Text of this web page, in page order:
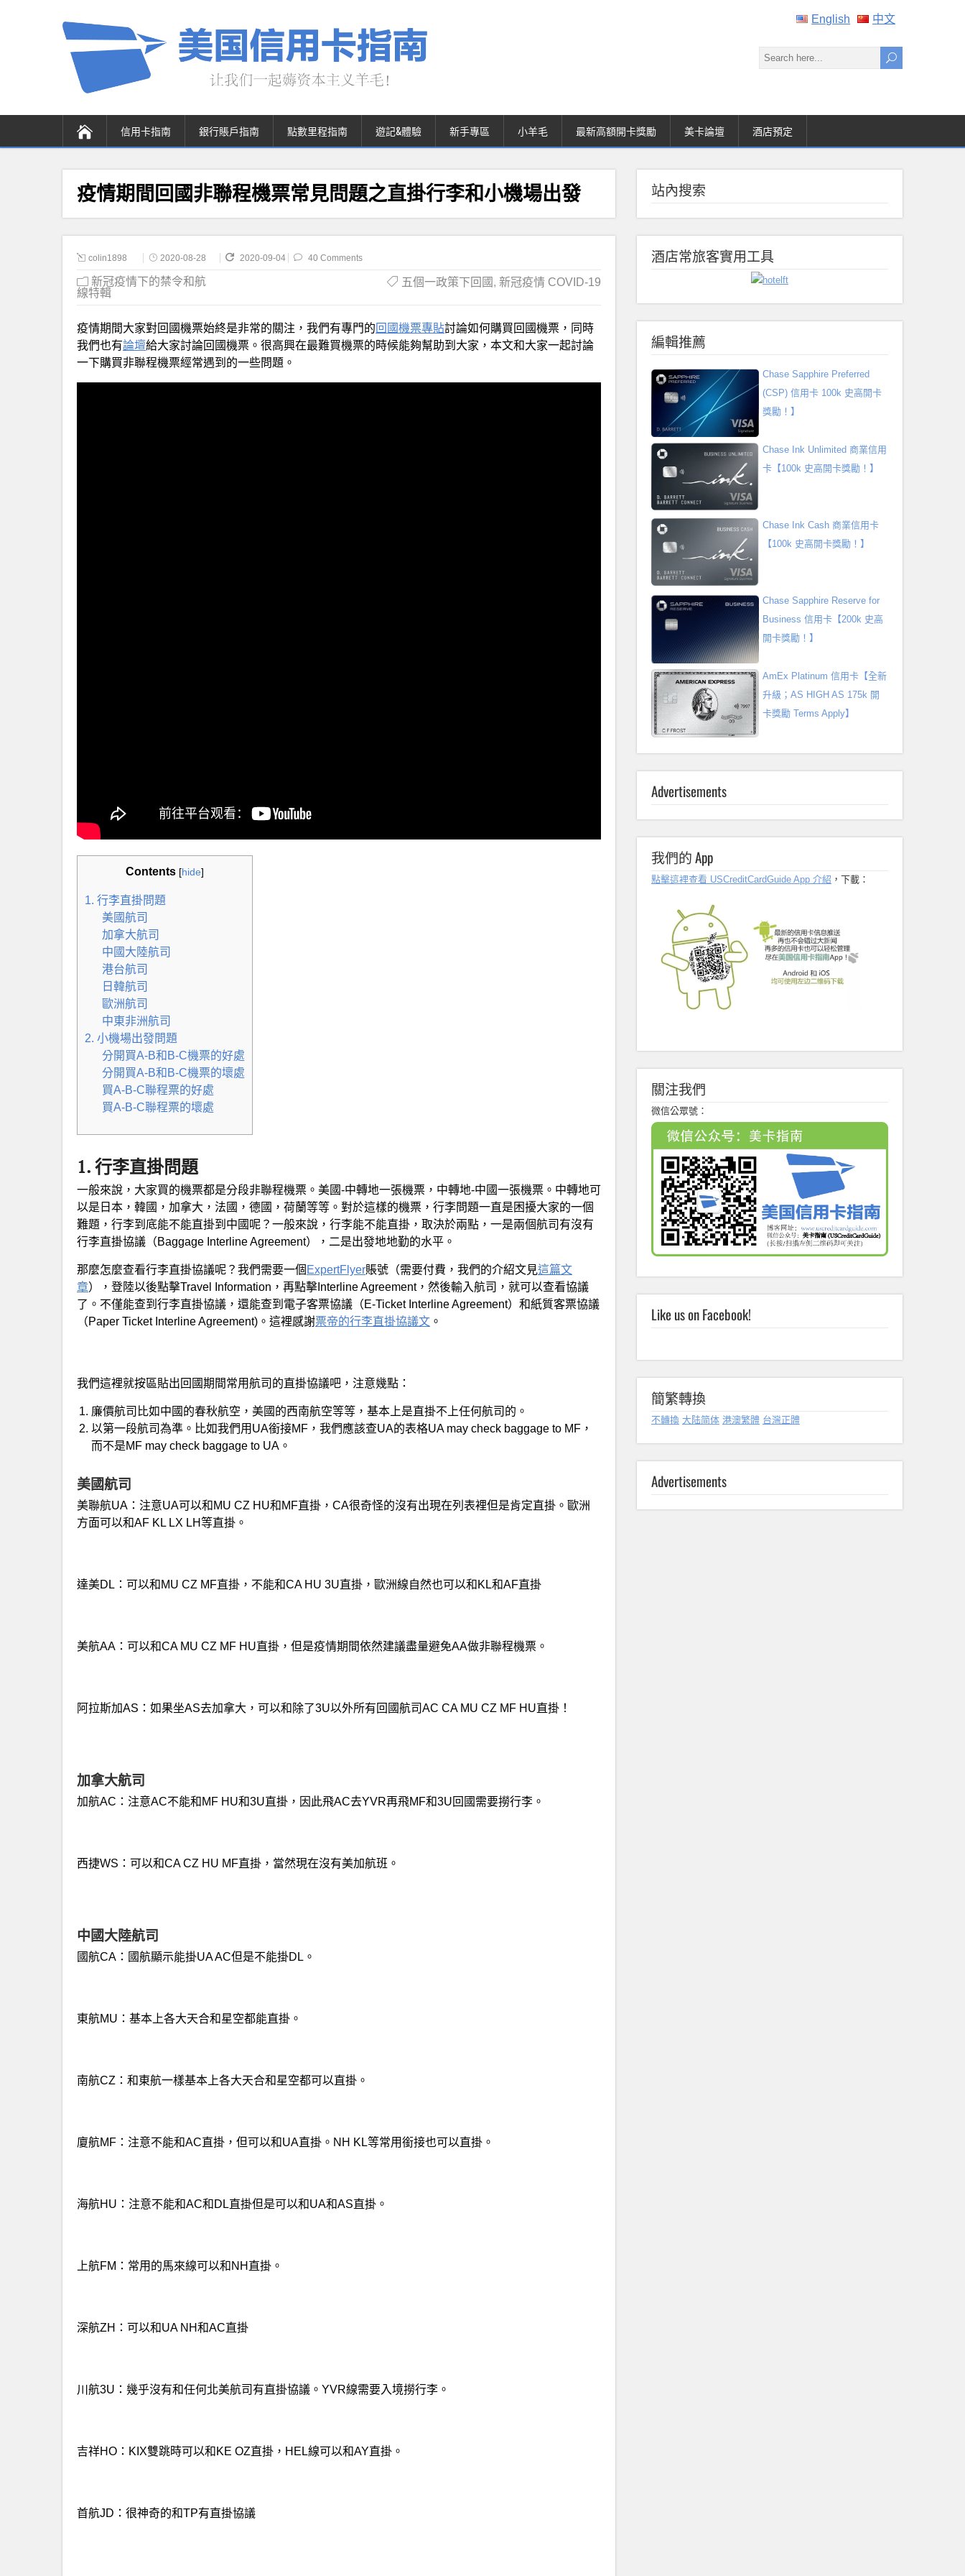
English 中文
信用卡指南 銀行賬戶指南 點數里程指南 遊記&體驗 新手專區 小羊毛 最新高額開卡獎勵 美卡論壇 酒店預定
疫情期間回國非聯程機票常見問題之直掛行李和小機場出發
colin1898 2020-08-28 2020-09-04 40 Comments
新冠疫情下的禁令和航
線特輯
五個一政策下回國 , 新冠疫情 COVID-19
疫情期間大家對回國機票始終是非常的關注，我們有專門的 回國機票專貼討論如何購買回國機票，同時
我們也有論壇給大家討論回國機票。很高興在最難買機票的時候能夠幫助到大家，本文和大家一起討論
一下購買非聯程機票經常遇到的一些問題。
Contents [hide]
1. 行李直掛問題
美國航司
加拿大航司
中國大陸航司
港台航司
日韓航司
歐洲航司
中東非洲航司
2. 小機場出發問題
分開買A-B和B-C機票的好處
分開買A-B和B-C機票的壞處
買A-B-C聯程票的好處
買A-B-C聯程票的壞處
1. 行李直掛問題
一般來說，大家買的機票都是分段非聯程機票。美國-中轉地一張機票，中轉地-中國一張機票。中轉地可
以是日本，韓國，加拿大，法國，德國，荷蘭等等。對於這樣的機票，行李問題一直是困擾大家的一個
難題，行李到底能不能直掛到中國呢？一般來說，行李能不能直掛，取決於兩點，一是兩個航司有沒有
行李直掛協議（Baggage Interline Agreement），二是出發地地勤的水平。
那麼怎麼查看行李直掛協議呢？我們需要一個 ExpertFlyer賬號（需要付費，我們的介紹文見這篇文
章），登陸以後點擊Travel Information，再點擊Interline Agreement，然後輸入航司，就可以查看協議
了。不僅能查到行李直掛協議，還能查到電子客票協議（E-Ticket Interline Agreement）和紙質客票協議
（Paper Ticket Interline Agreement)。這裡感謝票帝的行李直掛協議文 。
我們這裡就按區貼出回國期間常用航司的直掛協議吧，注意幾點：
廉價航司比如中國的春秋航空，美國的西南航空等等，基本上是直掛不上任何航司的。
以第一段航司為準。比如我們用UA銜接MF，我們應該查UA的表格UA may check baggage to MF，
而不是MF may check baggage to UA。
美國航司
美聯航UA：注意UA可以和MU CZ HU和MF直掛，CA很奇怪的沒有出現在列表裡但是肯定直掛。歐洲
方面可以和AF KL LX LH等直掛。
達美DL：可以和MU CZ MF直掛，不能和CA HU 3U直掛，歐洲線自然也可以和KL和AF直掛
美航AA：可以和CA MU CZ MF HU直掛，但是疫情期間依然建議盡量避免AA做非聯程機票。
阿拉斯加AS：如果坐AS去加拿大，可以和除了3U以外所有回國航司AC CA MU CZ MF HU直掛！
加拿大航司
加航AC：注意AC不能和MF HU和3U直掛，因此飛AC去YVR再飛MF和3U回國需要撈行李。
西捷WS：可以和CA CZ HU MF直掛，當然現在沒有美加航班。
中國大陸航司
國航CA：國航顯示能掛UA AC但是不能掛DL。
東航MU：基本上各大天合和星空都能直掛。
南航CZ：和東航一樣基本上各大天合和星空都可以直掛。
廈航MF：注意不能和AC直掛，但可以和UA直掛。NH KL等常用銜接也可以直掛。
海航HU：注意不能和AC和DL直掛但是可以和UA和AS直掛。
上航FM：常用的馬來線可以和NH直掛。
深航ZH：可以和UA NH和AC直掛
川航3U：幾乎沒有和任何北美航司有直掛協議。YVR線需要入境撈行李。
吉祥HO：KIX雙跳時可以和KE OZ直掛，HEL線可以和AY直掛。
首航JD：很神奇的和TP有直掛協議
站內搜索
酒店常旅客實用工具
編輯推薦
Chase Sapphire Preferred
(CSP) 信用卡 100k 史高開卡
獎勵！】
Chase Ink Unlimited 商業信用
卡【100k 史高開卡獎勵！】
Chase Ink Cash 商業信用卡
【100k 史高開卡獎勵！】
Chase Sapphire Reserve for
Business 信用卡【200k 史高
開卡獎勵！】
AmEx Platinum 信用卡【全新
升級；AS HIGH AS 175k 開
卡獎勵 Terms Apply】
Advertisements
我們的 App
點擊這裡查看 USCreditCardGuide App 介紹 ，下載：
關注我們
微信公眾號：
Like us on Facebook!
簡繁轉換
不轉換 大陆简体 港澳繁體 台灣正體
Advertisements